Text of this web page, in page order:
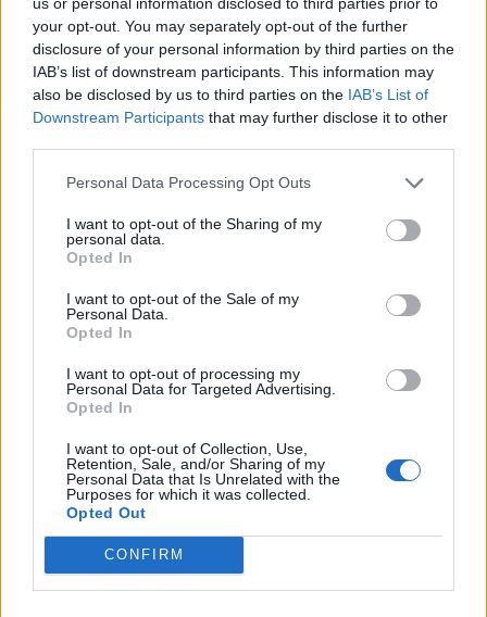
your opt-out. You may separately opt-out of the further
disclosure of your personal information by third parties on the
IAB’s list of downstream participants. This information may
also be disclosed by us to third parties on the IAB’s List of
Downstream Participants that may further disclose it to other
Personal Data Processing Opt Outs
I want to opt-out of the Sharing of my
personal data.
Opted In
I want to opt-out of the Sale of my
Personal Data.
Opted In
I want to opt-out of processing my
Personal Data for Targeted Advertising.
Opted In
I want to opt-out of Collection, Use,
Retention, Sale, and/or Sharing of my
Personal Data that Is Unrelated with the
Purposes for which it was collected.
Opted Out
CONFIRM
cinematografico grazie allo schermo da 4,3” ad alta risoluzione,
mentre l’uso del cavalletto permette di vivere l’azione stando
comodamente seduti in prima fila. Per coloro che invece rifiutano
compromessi nell’esperienza di gioco in mobilità, HTC HD7 utilizza la
potenza di Xbox LIVE®, per ricreare il campo di gioco portando fuori
casa le tradizionali console.
presso i principali operatori mobili e i distributori sui maggiori mercati
Europei e del Nord America così come in India, Singapore, Hong
Kong e Australia da fine ottobre.
HTC HD7 sarà disponibile nel Regno Unito, in Germania e in
Irlanda in esclusiva con Telefonica O2. HTC HD 7 sarà
disponibile anche in Spagna con Telefonica Movistar.
HTC HD7 sarà disponibile in Francia con Bouygues Telecom
HTC 7 Mozart sarà disponibile in Francia, Regno Unito, Svizzera e
Spagna con Orange
HTC 7 Mozart sarà disponibile in Germania in esclusiva con